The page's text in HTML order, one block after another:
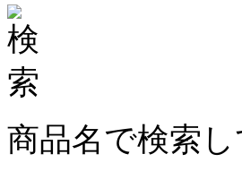
商品名で検索し